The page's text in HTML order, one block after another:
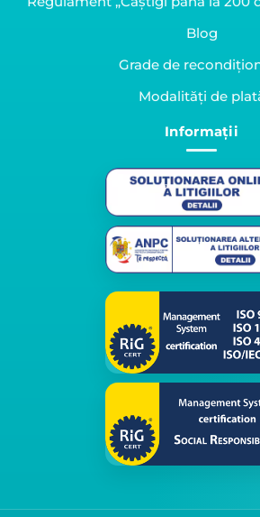
Blog
Grade de
Modalități de
Informații